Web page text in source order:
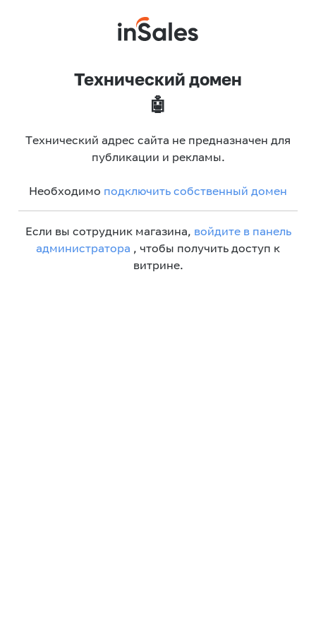
Технический домен
🤖
Технический адрес сайта не предназначен для
публикации и рекламы.
Необходимо подключить собственный домен
Если вы сотрудник магазина, войдите в панель
администратора , чтобы получить доступ к
витрине.